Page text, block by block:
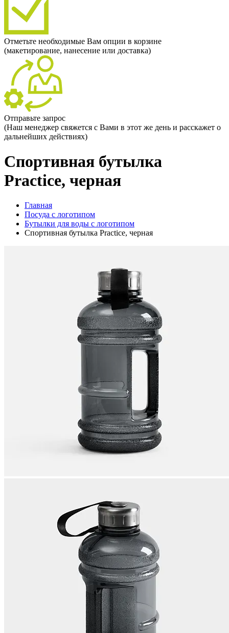
Отметьте необходимые Вам опции в корзине
(макетирование, нанесение или доставка)
Отправьте запрос
(Наш менеджер свяжется с Вами в этот же день и расскажет о
дальнейших действиях)
Спортивная бутылка
Practice, черная
Главная
Посуда с логотипом
Бутылки для воды с логотипом
Спортивная бутылка Practice, черная